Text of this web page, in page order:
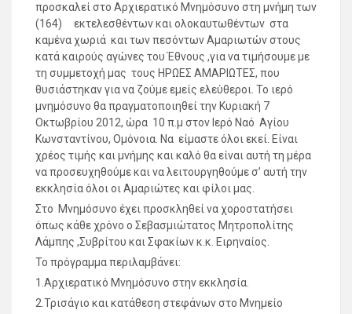
προσκαλεί στο Αρχιερατικό Μνημόσυνο στη μνήμη των
(164) εκτελεσθέντων και ολοκαυτωθέντων στα
καμένα χωριά και των πεσόντων Αμαριωτών στους
κατά καιρούς αγώνες του Έθνους ,για να τιμήσουμε με
τη συμμετοχή μας τους ΗΡΩΕΣ ΑΜΑΡΙΩΤΕΣ, που
θυσιάστηκαν για να ζούμε εμείς ελεύθεροι. Το ιερό
μνημόσυνο θα πραγματοποιηθεί την Κυριακή 7
Οκτωβρίου 2012, ώρα 10 π.μ στον Ιερό Ναό Αγίου
Κωνσταντίνου, Ομόνοια. Να είμαστε όλοι εκεί. Είναι
χρέος τιμής και μνήμης και καλό θα είναι αυτή τη μέρα
να προσευχηθούμε και να λειτουργηθούμε σ’ αυτή την
εκκλησία όλοι οι Αμαριώτες και φίλοι μας.
Στο Μνημόσυνο έχει προσκληθεί να χοροστατήσει
όπως κάθε χρόνο ο Σεβασμιώτατος Μητροπολίτης
Λάμπης ,Συβρίτου και Σφακίων κ.κ. Ειρηναίος.
Το πρόγραμμα περιλαμβάνει:
1.Αρχιερατικό Μνημόσυνο στην εκκλησία.
2.Τρισάγιο και κατάθεση στεφάνων στο Μνημείο